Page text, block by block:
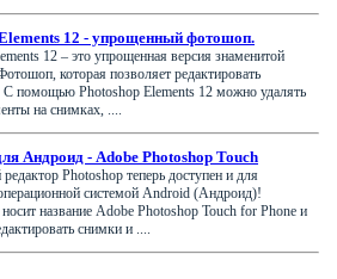
12 - упрощенный фотошоп.
12 – это упрощенная версия знаменитой
которая позволяет редактировать
С помощью Photoshop Elements 12 можно удалять
на снимках, ....
Андроид - Adobe Photoshop Touch
Photoshop теперь доступен и для
системой Android (Андроид)!
название Adobe Photoshop Touch for Phone и
снимки и ....